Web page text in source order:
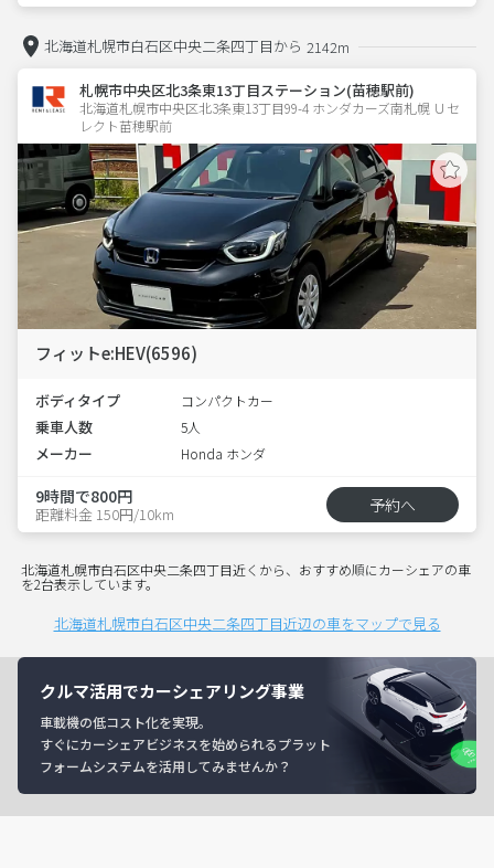
北海道札幌市白石区中央二条四丁目から 2142m
札幌市中央区北3条東13丁目ステーション(苗穂駅前)
北海道札幌市中央区北3条東13丁目99-4 ホンダカーズ南札幌 Ｕセ
レクト苗穂駅前
フィットe:HEV(6596)
ボディタイプ コンパクトカー
乗車人数 5人
メーカー Honda ホンダ
9時間で800円
距離料金 150円/10km 予約へ
北海道札幌市白石区中央二条四丁目近くから、おすすめ順にカーシェアの車
を2台表示しています。
北海道札幌市白石区中央二条四丁目近辺の車をマップで見る
クルマ活用でカーシェアリング事業
車載機の低コスト化を実現。
すぐにカーシェアビジネスを始められるプラット
フォームシステムを活用してみませんか？